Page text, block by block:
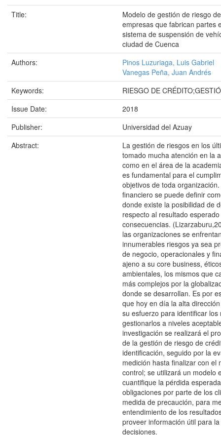
Title:
Modelo de gestión de riesgo
empresas que fabrican partes
sistema de suspensión de
ciudad de Cuenca
Authors:
Pinos Luzuriaga, Luis Gabriel
Vanegas Peña, Juan Andrés
Keywords:
RIESGO DE
Issue Date:
2018
Publisher:
Universidad del Azuay
Abstract:
La gestión de riesgos en los
tomado mucha atención en la
como en el área de la
es fundamental para el
objetivos de toda
financiero se puede definir
donde existe la posibilidad de
respecto al resultado
consecuencias.
las organizaciones se
innumerables riesgos ya sea
de negocio, operacionales y
ajeno a su core business,
ambientales, los mismos que
más complejos por la
donde se desarrollan. Es por
que hoy en día la alta
su esfuerzo para identificar los
gestionarlos a niveles
investigación se realizará el
de la gestión de riesgo de
identificación, seguido por la
medición hasta finalizar con el
control; se utilizará un modelo
cuantifique la pérdida
obligaciones por parte de los
medida de precaución, para
entendimiento de los
proveer información útil para
decisiones.